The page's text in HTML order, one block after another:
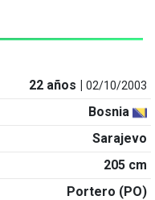
22 años |02/10/2003
Bosnia
Sarajevo
205 cm
Portero (PO)